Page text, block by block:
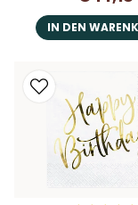
IN DEN